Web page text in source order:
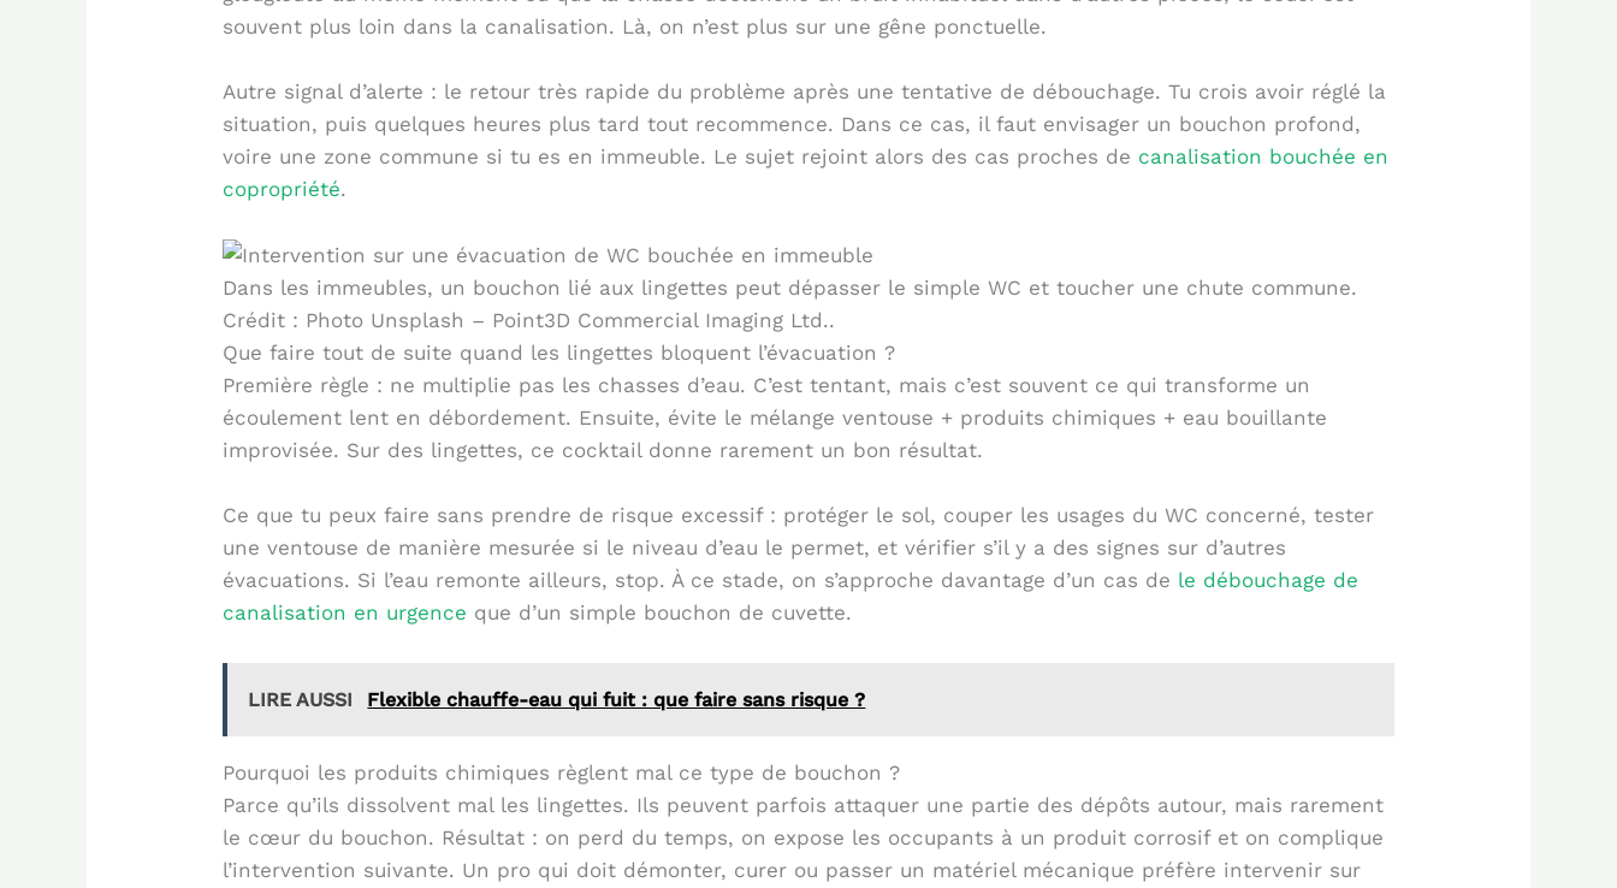
souvent plus loin dans la canalisation. Là, on n’est plus sur une gêne ponctuelle.
Autre signal d’alerte : le retour très rapide du problème après une tentative de débouchage. Tu crois avoir réglé la
situation, puis quelques heures plus tard tout recommence. Dans ce cas, il faut envisager un bouchon profond,
voire une zone commune si tu es en immeuble. Le sujet rejoint alors des cas proches de canalisation bouchée en
copropriété.
Dans les immeubles, un bouchon lié aux lingettes peut dépasser le simple WC et toucher une chute commune.
Crédit : Photo Unsplash – Point3D Commercial Imaging Ltd..
Que faire tout de suite quand les lingettes bloquent l’évacuation ?
Première règle : ne multiplie pas les chasses d’eau. C’est tentant, mais c’est souvent ce qui transforme un
écoulement lent en débordement. Ensuite, évite le mélange ventouse + produits chimiques + eau bouillante
improvisée. Sur des lingettes, ce cocktail donne rarement un bon résultat.
Ce que tu peux faire sans prendre de risque excessif : protéger le sol, couper les usages du WC concerné, tester
une ventouse de manière mesurée si le niveau d’eau le permet, et vérifier s’il y a des signes sur d’autres
évacuations. Si l’eau remonte ailleurs, stop. À ce stade, on s’approche davantage d’un cas de le débouchage de
canalisation en urgence que d’un simple bouchon de cuvette.
LIRE AUSSI Flexible chauffe-eau qui fuit : que faire sans risque ?
Pourquoi les produits chimiques règlent mal ce type de bouchon ?
Parce qu’ils dissolvent mal les lingettes. Ils peuvent parfois attaquer une partie des dépôts autour, mais rarement
le cœur du bouchon. Résultat : on perd du temps, on expose les occupants à un produit corrosif et on complique
l’intervention suivante. Un pro qui doit démonter, curer ou passer un matériel mécanique préfère intervenir sur